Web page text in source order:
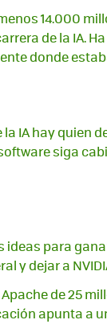
14.000
de la IA.
donde
la IA hay quien
siga
ideas para
y dejar a
de 25
apunta a